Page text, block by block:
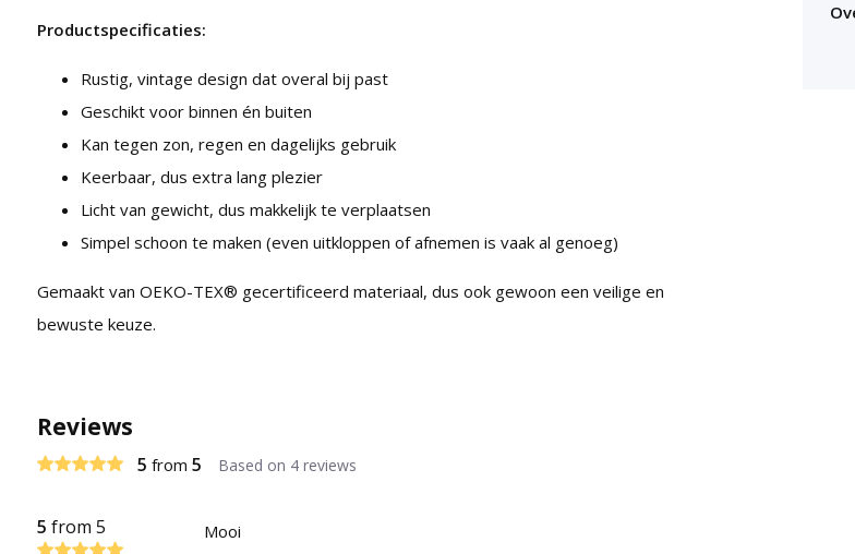
Productspecificaties:
Rustig, vintage design dat overal bij past
Geschikt voor binnen én buiten
Kan tegen zon, regen en dagelijks gebruik
Keerbaar, dus extra lang plezier
Licht van gewicht, dus makkelijk te verplaatsen
Simpel schoon te maken (even uitkloppen of afnemen is vaak al genoeg)
Gemaakt van OEKO-TEX® gecertificeerd materiaal, dus ook gewoon een veilige en
bewuste keuze.
Reviews
5 from 5 Based on 4 reviews
5 from 5 Mooi